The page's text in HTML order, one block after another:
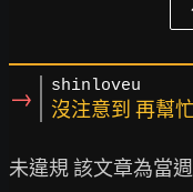
→ shinloveu
沒注意到 再幫